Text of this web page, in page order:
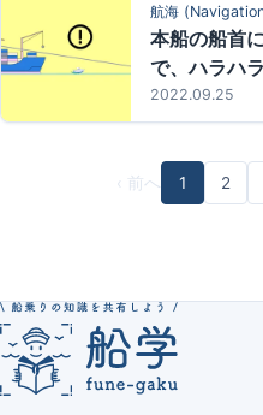
航海
本船の船首
で、ハラハ
2022.09.25
‹ 前へ 1 2